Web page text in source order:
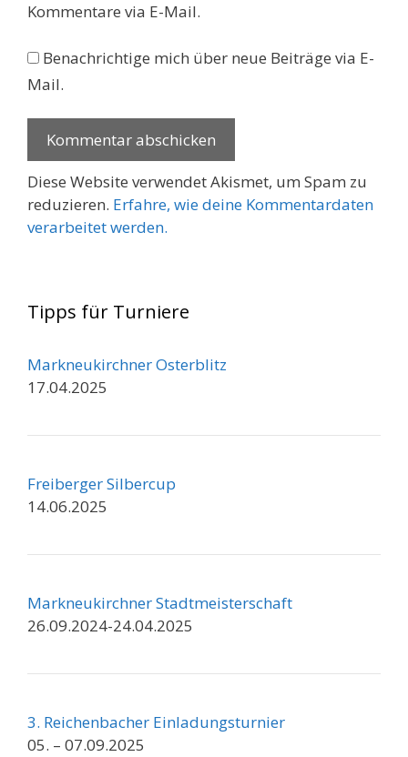
Kommentare via E-Mail.
Benachrichtige mich über neue Beiträge via E-
Mail.
Diese Website verwendet Akismet, um Spam zu
reduzieren. Erfahre, wie deine Kommentardaten
verarbeitet werden.
Tipps für Turniere
Markneukirchner Osterblitz
17.04.2025
Freiberger Silbercup
14.06.2025
Markneukirchner Stadtmeisterschaft
26.09.2024-24.04.2025
3. Reichenbacher Einladungsturnier
05. – 07.09.2025